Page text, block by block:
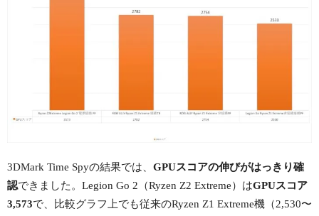
3DMark Time Spyの結果では、 GPUスコアの伸びがはっきり確
認できました。Legion Go 2（Ryzen Z2 Extreme）はGPUスコア
3,573で、比較グラフ上でも従来のRyzen Z1 Extreme機（2,530〜